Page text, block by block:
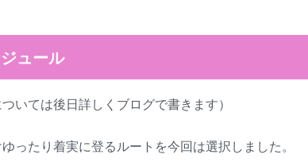
ュール
いては後日詳しくブログで書きます）
ったり着実に登るルートを今回は選択しました。